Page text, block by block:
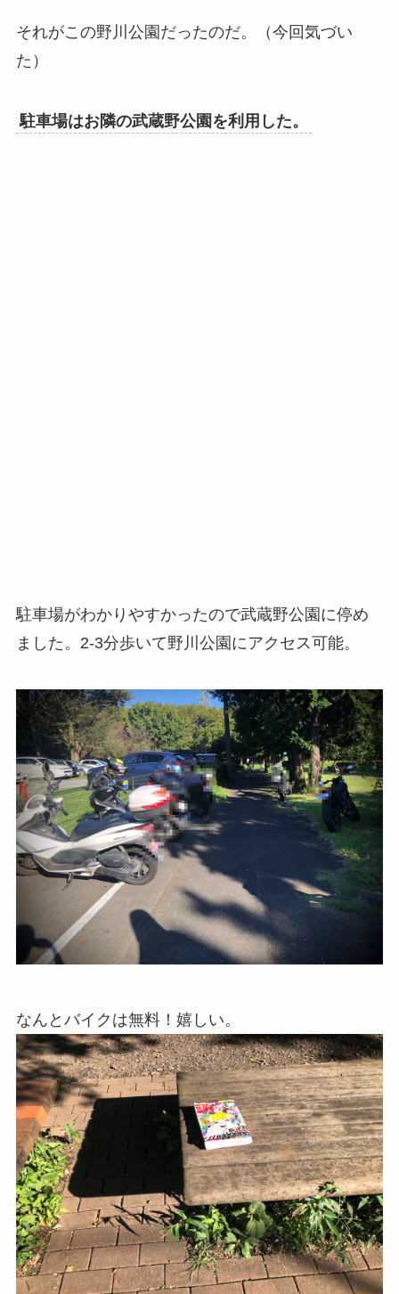
それがこの野川公園だったのだ。（今回気づい
た）
駐車場はお隣の武蔵野公園を利用した。
駐車場がわかりやすかったので武蔵野公園に停め
ました。2-3分歩いて野川公園にアクセス可能。
なんとバイクは無料！嬉しい。